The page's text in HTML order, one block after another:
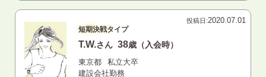
投稿日:2020.07.01
短期決戦タイプ
T.W.さん 38歳（入会時）
東京都
私立大卒
建設会社勤務